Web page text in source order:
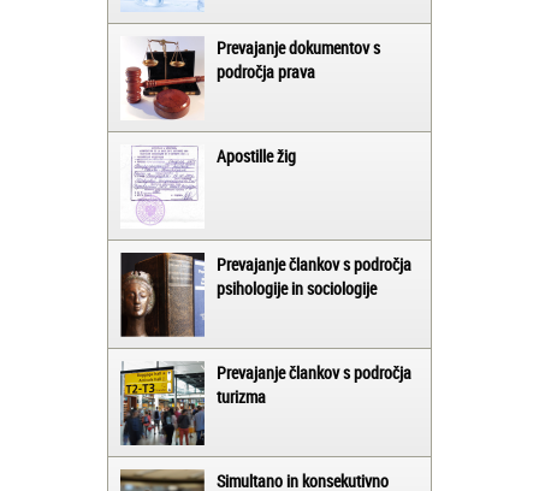
Prevajanje dokumentov s
področja prava
Apostille žig
Prevajanje člankov s področja
psihologije in sociologije
Prevajanje člankov s področja
turizma
Simultano in konsekutivno